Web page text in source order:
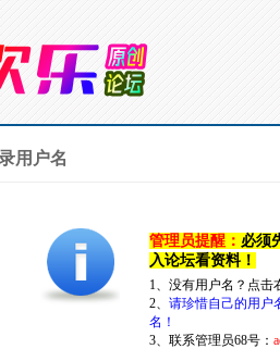
用户名
管理员提醒： 必须
入论坛看资料！
1、没有用户名？点
2、 请珍惜自己的用户
名！
3、联系管理员68号：